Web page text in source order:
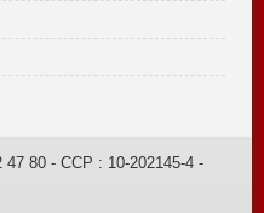
80 - CCP : 10-202145-4 -